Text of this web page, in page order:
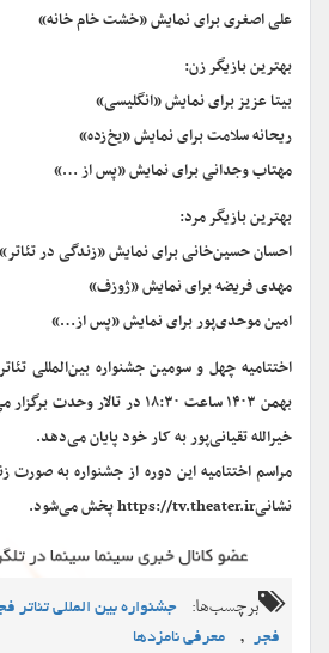
علی اصغری برای نمایش «خشت خام خانه»
بهترین بازیگر زن:
بیتا عزیز برای نمایش «انگلیسی»
ریحانه سلامت برای نمایش «یخ‌زده»
مهتاب وجدانی برای نمایش «پس از …»
بهترین بازیگر مرد:
احسان حسین‌خانی برای نمایش «زندگی در تئاتر»
مهدی فریضه برای نمایش «ژوزف»
امین موحدی‌پور برای نمایش «پس از…»
بهمن ۱۴۰۳ ساعت ۱۸:۳۰ در تالار
خیرالله تقیانی‌پور به کار خود پایان می‌دهد.
مراسم اختتامیه این دوره از جشنواره به صورت
نشانیhttps://tv.theater.ir پخش می‌شود.
برچسب‌ها: جشنواره بین المللی تئاتر
فجر , معرفی نامزدها